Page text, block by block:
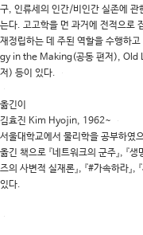
구, 인류세의 인간/비인간 실존에
는다. 고고학을 먼 과거에 전적으로
재정립하는 데 주된 역할을 수행
gy in the Making(공동 편저), Old
저) 등이 있다.
옮긴이
김효진 Kim Hyojin, 1962~
서울대학교에서 물리학을 공부하였
옮긴 책으로 『네트워크의 군주』, 『
즈의 사변적 실재론』, 『#가속하라』,
있다.